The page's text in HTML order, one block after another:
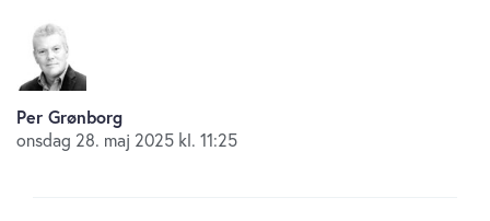
Per Grønborg
onsdag 28. maj 2025 kl. 11:25